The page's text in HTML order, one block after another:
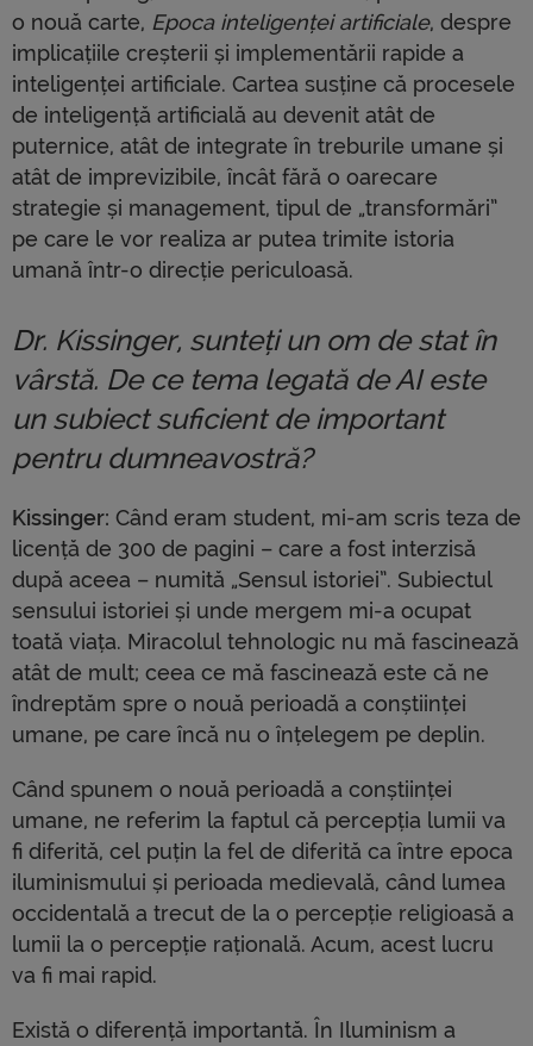
o nouă carte, Epoca inteligenței artificiale, despre
implicațiile creșterii și implementării rapide a
inteligenței artificiale. Cartea susține că procesele
de inteligență artificială au devenit atât de
puternice, atât de integrate în treburile umane și
atât de imprevizibile, încât fără o oarecare
strategie și management, tipul de „transformări”
pe care le vor realiza ar putea trimite istoria
umană într-o direcție periculoasă.
Dr. Kissinger, sunteți un om de stat în
vârstă. De ce tema legată de AI este
un subiect suficient de important
pentru dumneavostră?
Kissinger: Când eram student, mi-am scris teza de
licență de 300 de pagini – care a fost interzisă
după aceea – numită „Sensul istoriei”. Subiectul
sensului istoriei și unde mergem mi-a ocupat
toată viața. Miracolul tehnologic nu mă fascinează
atât de mult; ceea ce mă fascinează este că ne
îndreptăm spre o nouă perioadă a conștiinței
umane, pe care încă nu o înțelegem pe deplin.
Când spunem o nouă perioadă a conștiinței
umane, ne referim la faptul că percepția lumii va
fi diferită, cel puțin la fel de diferită ca între epoca
iluminismului și perioada medievală, când lumea
occidentală a trecut de la o percepție religioasă a
lumii la o percepție rațională. Acum, acest lucru
va fi mai rapid.
Există o diferență importantă. În Iluminism a